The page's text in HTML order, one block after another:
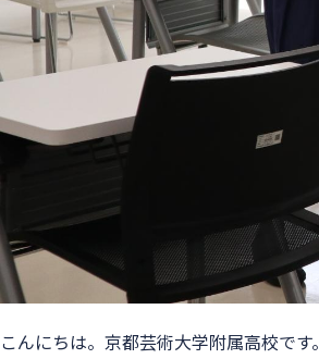
こんにちは。京都芸術大学附属高校です。